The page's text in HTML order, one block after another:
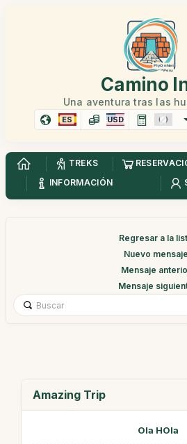
Camino
Una aventura tras las
ES USD
TREKS
INFORMACIÓN
Regresar a la
Nuevo mensaje
Mensaje
Mensaje
Amazing Trip
Ola HOla